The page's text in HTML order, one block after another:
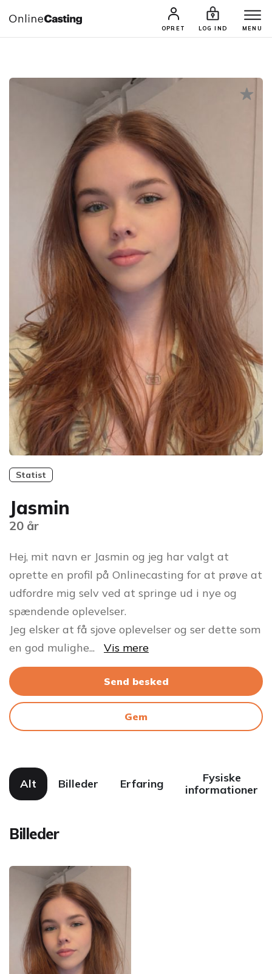
OPRET LOG IND MENU
CASTINGS & JOBS SØG PROFIL
Statist
Jasmin
20 år
Hej, mit navn er Jasmin og jeg har valgt at
oprette en profil på Onlinecasting for at prøve at
udfordre mig selv ved at springe ud i nye og
spændende oplevelser.
Jeg elsker at få sjove oplevelser og ser dette som
en god mulighe... Vis mere
Send besked
Gem
Alt Billeder Erfaring
Fysiske
informationer
Billeder